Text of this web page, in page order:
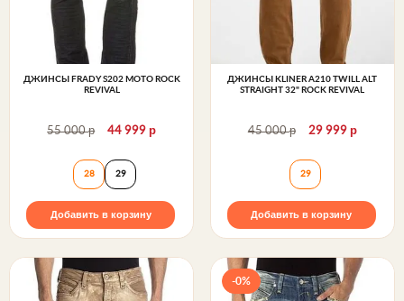
ДЖИНСЫ FRADY S202 MOTO ROCK
REVIVAL
55 000р 44 999р
Джинсы FRADY S202 MOTO Rock Revival
28 29
Добавить в корзину
ДЖИНСЫ KLINER A210 TWILL ALT
STRAIGHT 32" ROCK REVIVAL
45 000р 29 999 р
Джинсы KLINER
29
Добавить в корзину
-0%